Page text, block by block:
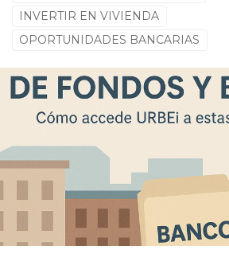
INVERTIR EN VIVIENDA
OPORTUNIDADES BANCARIAS